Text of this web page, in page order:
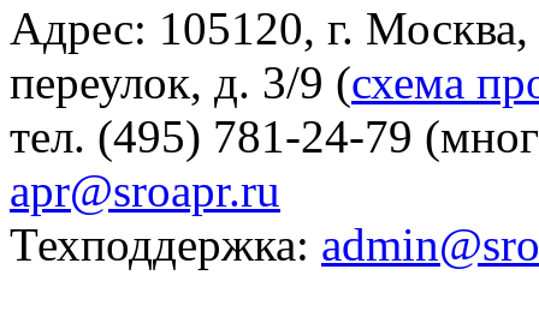
Адрес: 105120, г.
переулок, д. 3/9 (схема
тел. (495) 781-24-79
apr@sroapr.ru
Техподдержка: